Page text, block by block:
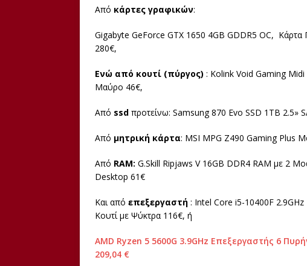
Από κάρτες γραφικών:
Gigabyte GeForce GTX 1650 4GB GDDR5 OC,
280€,
Ενώ από κουτί (πύργος) : Kolink Void Gaming
Μαύρο 46€,
Από ssd προτείνω: Samsung 870 Evo SSD 1TB 2.5»
Από μητρική κάρτα: MSI MPG Z490 Gaming Plus
Από RAM: G.Skill Ripjaws V 16GB DDR4 RAM με 2
Desktop 61€
Και από επεξεργαστή : Intel Core i5-10400F
Κουτί με Ψύκτρα 116€, ή
AMD Ryzen 5 5600G 3.9GHz Επεξεργαστής 6
209,04 €